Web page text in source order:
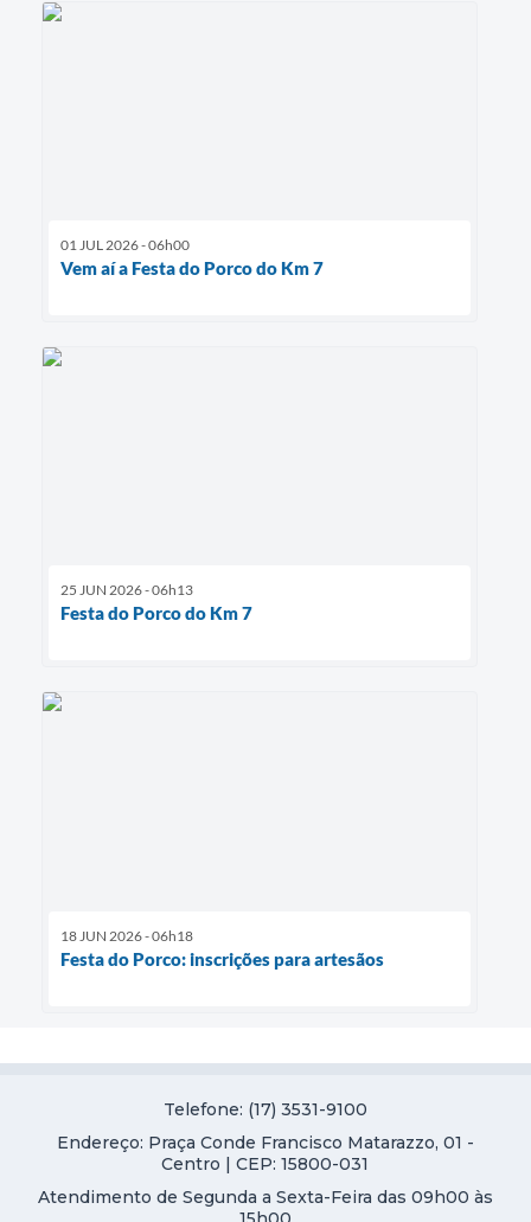
01 JUL 2026 - 06h00
Vem aí a Festa do Porco do Km 7
25 JUN 2026 - 06h13
Festa do Porco do Km 7
18 JUN 2026 - 06h18
Festa do Porco: inscrições para artesãos
Telefone: (17) 3531-9100
Endereço: Praça Conde Francisco Matarazzo, 01 -
Centro | CEP: 15800-031
Atendimento de Segunda a Sexta-Feira das 09h00 às